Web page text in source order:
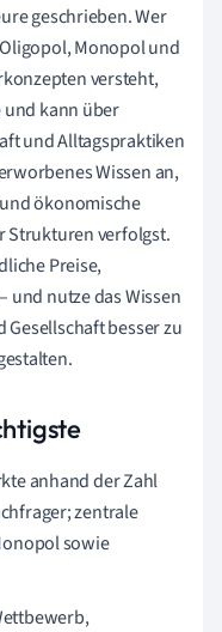
geschrieben. Wer
Monopol und
versteht,
und kann über
und Alltagspraktiken
Wissen an,
ökonomische
Strukturen verfolgst.
Preise,
und nutze das Wissen
Gesellschaft besser zu
anhand der Zahl
zentrale
sowie